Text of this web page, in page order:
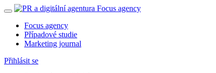
Focus agency
Případové studie
Marketing journal
Přihlásit se